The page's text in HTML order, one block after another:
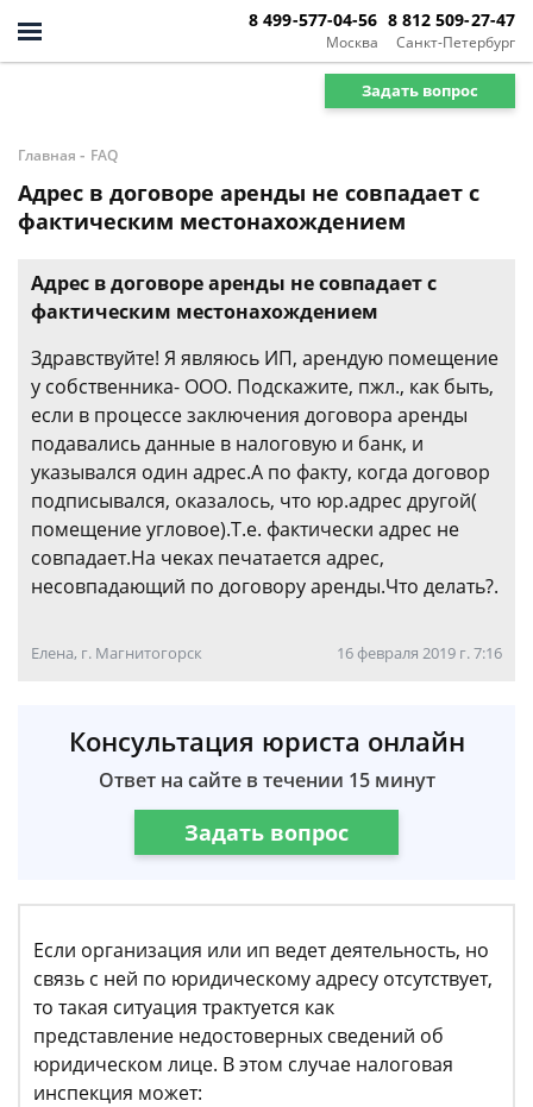
Москва
8 499-577-04-56
Санкт-Петербург
8 812 509-27-47
Задать вопрос
Главная - FAQ
Адрес в договоре аренды не совпадает с
фактическим местонахождением
Адрес в договоре аренды не совпадает с
фактическим местонахождением
Здравствуйте! Я являюсь ИП, арендую помещение
у собственника- ООО. Подскажите, пжл., как быть,
если в процессе заключения договора аренды
подавались данные в налоговую и банк, и
указывался один адрес.А по факту, когда договор
подписывался, оказалось, что юр.адрес другой(
помещение угловое).Т.е. фактически адрес не
совпадает.На чеках печатается адрес,
несовпадающий по договору аренды.Что делать?.
Елена, г. Магнитогорск 16 февраля 2019 г. 7:16
Консультация юриста онлайн
Ответ на сайте в течении 15 минут
Задать вопрос
Если организация или ип ведет деятельность, но
связь с ней по юридическому адресу отсутствует,
то такая ситуация трактуется как
представление недостоверных сведений об
юридическом лице. В этом случае налоговая
инспекция может: